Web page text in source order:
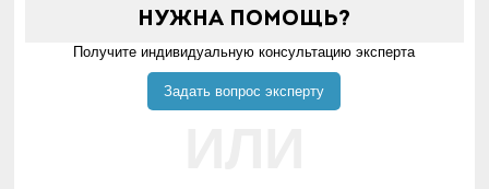
Нужна помощь?
Получите индивидуальную консультацию эксперта
Задать вопрос эксперту